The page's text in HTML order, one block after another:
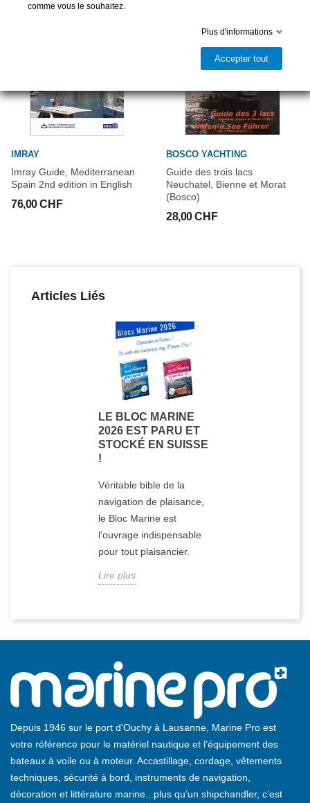
IMRAY
Imray Guide, Mediterranean
Spain 2nd edition in English
76,00 CHF
BOSCO YACHTING
Guide des trois lacs
Neuchatel, Bienne et Morat
(Bosco)
28,00 CHF
Articles Liés
LE BLOC MARINE
2026 EST PARU ET
STOCKÉ EN SUISSE
!
Véritable bible de la
navigation de plaisance,
le Bloc Marine est
l’ouvrage indispensable
pour tout plaisancier.
Lire plus
Depuis 1946 sur le port d'Ouchy à Lausanne, Marine Pro est
votre référence pour le matériel nautique et l’équipement des
bateaux à voile ou à moteur. Accastillage, cordage, vêtements
techniques, sécurité à bord, instruments de navigation,
décoration et littérature marine...plus qu’un shipchandler, c’est
comme vous le souhaitez.
Plus d'informations
Accepter tout